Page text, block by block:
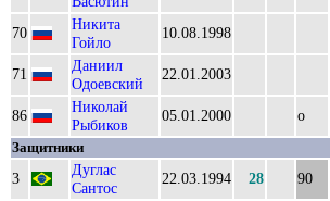
70
Никита
Гойло
10.08.1998
71
Даниил
Одоевский
22.01.2003
86
Николай
Рыбиков
05.01.2000 о
Защитники
3
Дуглас
Сантос
22.03.1994 28 90